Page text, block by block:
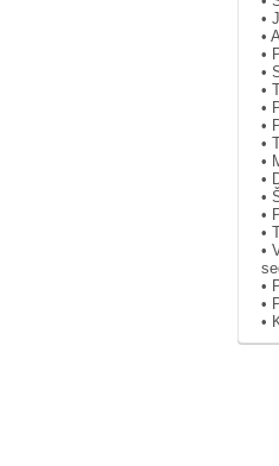
•
•
•
•
•
•
•
•
•
•
•
•
•
•
•
•
•